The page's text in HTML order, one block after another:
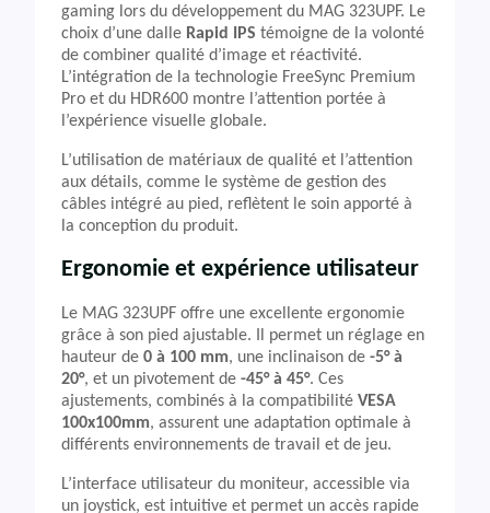
gaming lors du développement du MAG 323UPF. Le
choix d’une dalle Rapid IPS témoigne de la volonté
de combiner qualité d’image et réactivité.
L’intégration de la technologie FreeSync Premium
Pro et du HDR600 montre l’attention portée à
l’expérience visuelle globale.
L’utilisation de matériaux de qualité et l’attention
aux détails, comme le système de gestion des
câbles intégré au pied, reflètent le soin apporté à
la conception du produit.
Ergonomie et expérience utilisateur
Le MAG 323UPF offre une excellente ergonomie
grâce à son pied ajustable. Il permet un réglage en
hauteur de 0 à 100 mm, une inclinaison de -5° à
20°, et un pivotement de -45° à 45°. Ces
ajustements, combinés à la compatibilité VESA
100x100mm, assurent une adaptation optimale à
différents environnements de travail et de jeu.
L’interface utilisateur du moniteur, accessible via
un joystick, est intuitive et permet un accès rapide